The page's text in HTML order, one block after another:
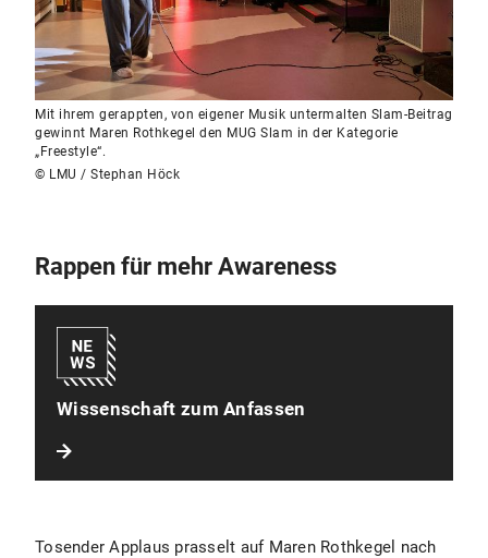
Mit ihrem gerappten, von eigener Musik untermalten Slam-Beitrag
gewinnt Maren Rothkegel den MUG Slam in der Kategorie
„Freestyle“.
© LMU / Stephan Höck
Rappen für mehr Awareness
Wissenschaft zum Anfassen
Tosender Applaus prasselt auf Maren Rothkegel nach